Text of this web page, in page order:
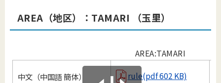
AREA（地区）：TAMARI （玉里）
AREA:TAMARI
中文（中国語 簡体） rule(pdf 602 KB)